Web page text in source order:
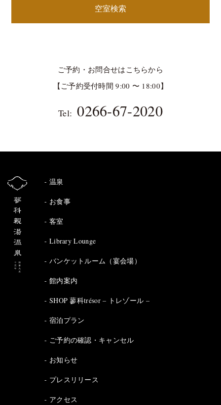
空室検索
ご予約・お問合せはこちらから
【ご予約受付時間 9:00 〜 18:00】
Tel: 0266-67-2020
温泉
お食事
客室
Library Lounge
バンケットルーム（宴会場）
館内案内
SHOP 蓼科trésor – トレゾール –
宿泊プラン
ご予約の確認・キャンセル
お知らせ
プレスリリース
アクセス